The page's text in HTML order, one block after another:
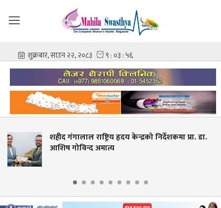
हृदय केन्द्रको निर्देशकमा प्रा. डा.
स्वास्थ्य